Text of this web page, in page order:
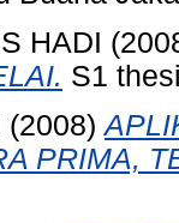
HADI
S1
(2008)
PRIMA,